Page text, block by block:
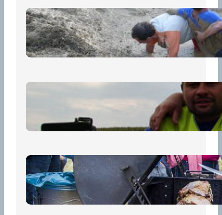
„Prase za prase“: Kdo doběhne
první, vyhraje!
30 června, 2026
Bezpečnost na prvním místě
15 května, 2026
Pro diváky
30 dubna, 2026